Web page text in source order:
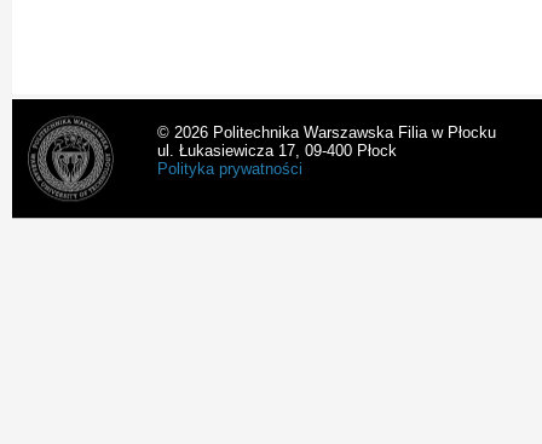
© 2026 Politechnika Warszawska Filia w Płocku
ul. Łukasiewicza 17, 09-400 Płock
Polityka prywatności